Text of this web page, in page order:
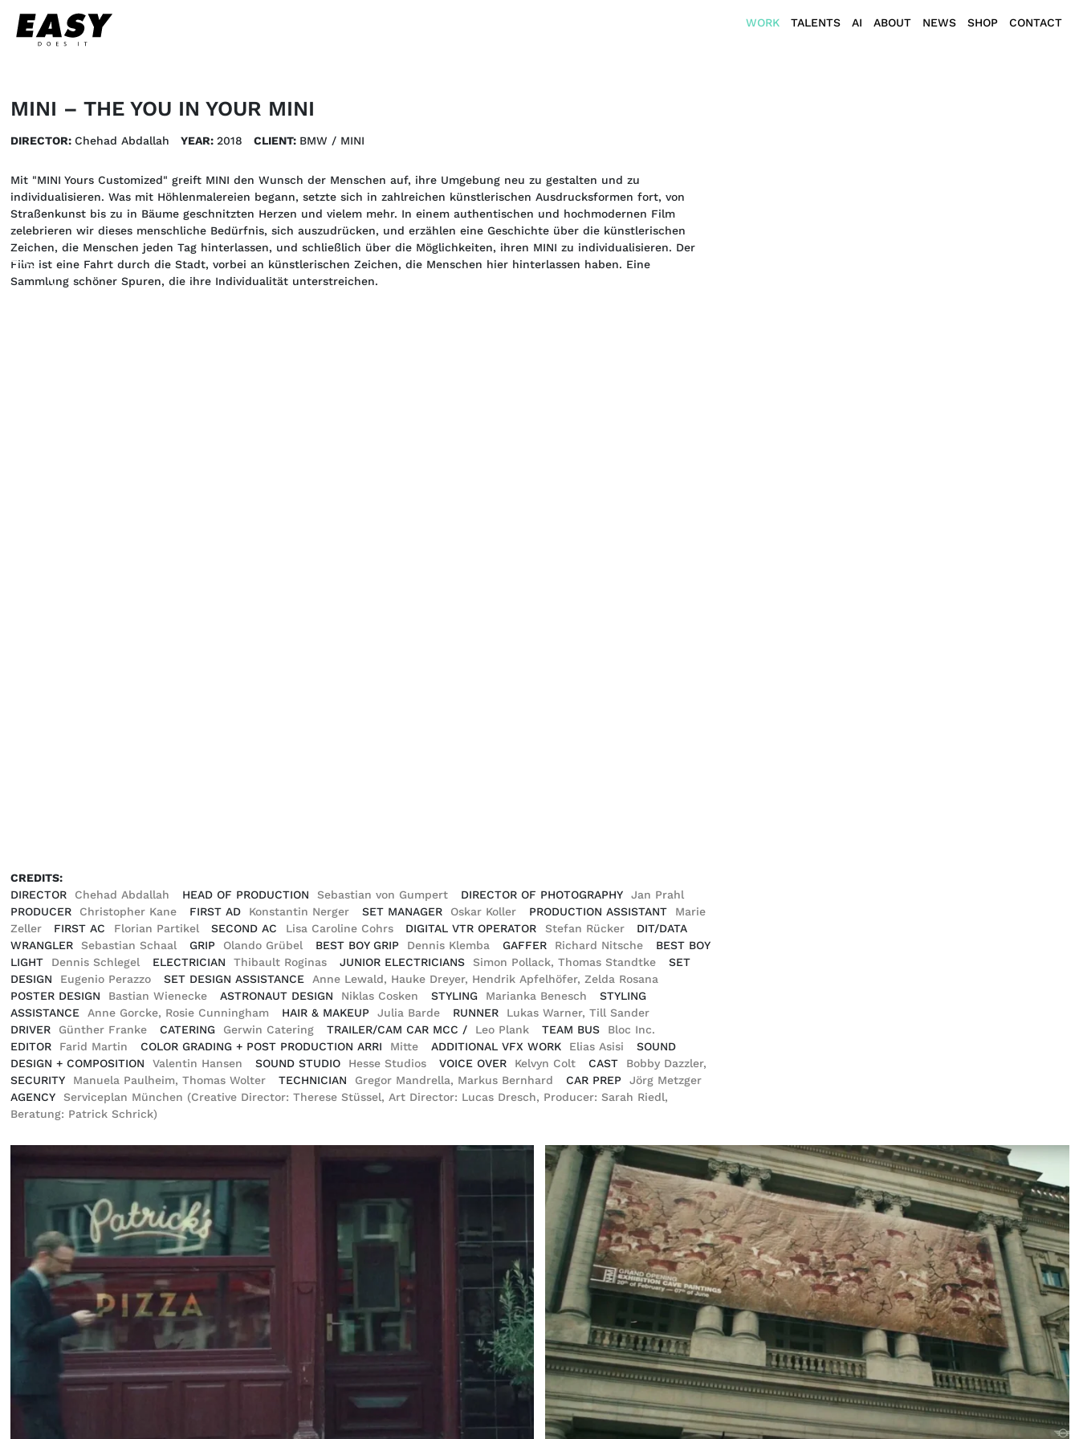
WORK TALENTS AI ABOUT NEWS SHOP CONTACT
MINI – THE YOU IN YOUR MINI
DIRECTOR: Chehad Abdallah YEAR: 2018 CLIENT: BMW / MINI
Mit "MINI Yours Customized" greift MINI den Wunsch der Menschen auf, ihre Umgebung neu zu gestalten und zu
individualisieren. Was mit Höhlenmalereien begann, setzte sich in zahlreichen künstlerischen Ausdrucksformen fort, von
Straßenkunst bis zu in Bäume geschnitzten Herzen und vielem mehr. In einem authentischen und hochmodernen Film
zelebrieren wir dieses menschliche Bedürfnis, sich auszudrücken, und erzählen eine Geschichte über die künstlerischen
Zeichen, die Menschen jeden Tag hinterlassen, und schließlich über die Möglichkeiten, ihren MINI zu individualisieren. Der
Film ist eine Fahrt durch die Stadt, vorbei an künstlerischen Zeichen, die Menschen hier hinterlassen haben. Eine
Sammlung schöner Spuren, die ihre Individualität unterstreichen.
CREDITS:
DIRECTOR
Chehad Abdallah HEAD OF PRODUCTION Sebastian von Gumpert DIRECTOR OF PHOTOGRAPHY
Jan Prahl
PRODUCER
Christopher Kane FIRST AD Konstantin Nerger SET MANAGER Oskar Koller PRODUCTION ASSISTANT
Marie
Zeller
FIRST AC Florian Partikel SECOND AC Lisa Caroline Cohrs DIGITAL VTR OPERATOR Stefan Rücker
DIT/DATA
WRANGLER
Sebastian Schaal GRIP Olando Grübel BEST BOY GRIP Dennis Klemba GAFFER Richard Nitsche
BEST BOY
LIGHT
Dennis Schlegel ELECTRICIAN Thibault Roginas JUNIOR ELECTRICIANS Simon Pollack, Thomas Standtke
SET
DESIGN
Eugenio Perazzo SET DESIGN ASSISTANCE
Anne Lewald, Hauke Dreyer, Hendrik Apfelhöfer, Zelda Rosana
POSTER DESIGN
Bastian Wienecke ASTRONAUT DESIGN Niklas Cosken STYLING Marianka Benesch
STYLING
ASSISTANCE
Anne Gorcke, Rosie Cunningham HAIR & MAKEUP Julia Barde RUNNER
Lukas Warner, Till Sander
DRIVER
Günther Franke CATERING Gerwin Catering TRAILER/CAM CAR MCC / Leo Plank TEAM BUS
Bloc Inc.
EDITOR
Farid Martin COLOR GRADING + POST PRODUCTION ARRI Mitte ADDITIONAL VFX WORK Elias Asisi
SOUND
DESIGN + COMPOSITION
Valentin Hansen SOUND STUDIO Hesse Studios VOICE OVER Kelvyn Colt CAST
Bobby Dazzler,
SECURITY
Manuela Paulheim, Thomas Wolter TECHNICIAN Gregor Mandrella, Markus Bernhard CAR PREP
Jörg Metzger
AGENCY
Serviceplan München (Creative Director: Therese Stüssel, Art Director: Lucas Dresch, Producer: Sarah Riedl,
Beratung: Patrick Schrick)